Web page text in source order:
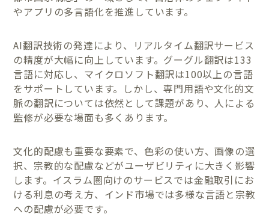
やアプリの多言語化を推進しています。
AI翻訳技術の発達により、リアルタイム翻訳サービス
の精度が大幅に向上しています。グーグル翻訳は133
言語に対応し、マイクロソフト翻訳は100以上の言語
をサポートしています。しかし、専門用語や文化的文
脈の翻訳については依然として課題があり、人による
監修が必要な場面も多くあります。
文化的配慮も重要な要素で、色彩の使い方、画像の選
択、宗教的な配慮などがユーザビリティに大きく影響
します。イスラム圏向けのサービスでは金融取引にお
ける利息の考え方、インド市場では多様な言語と宗教
への配慮が必要です。